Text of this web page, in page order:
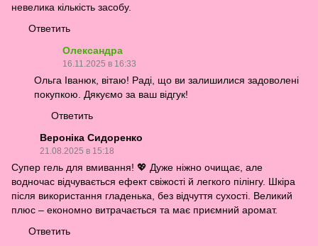
невелика кількість засобу.
Ответить
Олександра
16.11.2025 в 16:33
Ольга Іванюк, вітаю! Раді, що ви залишилися задоволені
покупкою. Дякуємо за ваш відгук!
Ответить
Вероніка Сидоренко
21.08.2025 в 15:18
Супер гель для вмивання! 💖 Дуже ніжно очищає, але
водночас відчувається ефект свіжості й легкого пілінгу. Шкіра
після використання гладенька, без відчуття сухості. Великий
плюс – економно витрачається та має приємний аромат.
Ответить